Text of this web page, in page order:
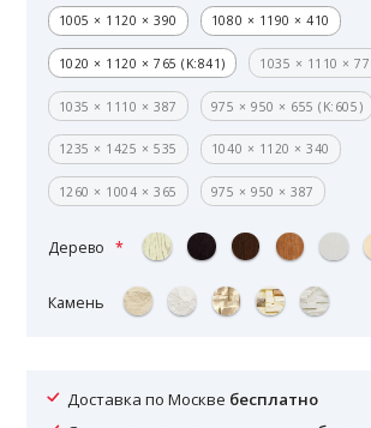
1005 × 1120 × 390 1080 × 1190 × 410
1020 × 1120 × 765 (K:841) 1035 × 1110 ×
1035 × 1110 × 387 975 × 950 × 655 (K:605)
1235 × 1425 × 535 1040 × 1120 × 340
1260 × 1004 × 365 975 × 950 × 387
Дерево
Камень
Доставка по Москве бесплатно